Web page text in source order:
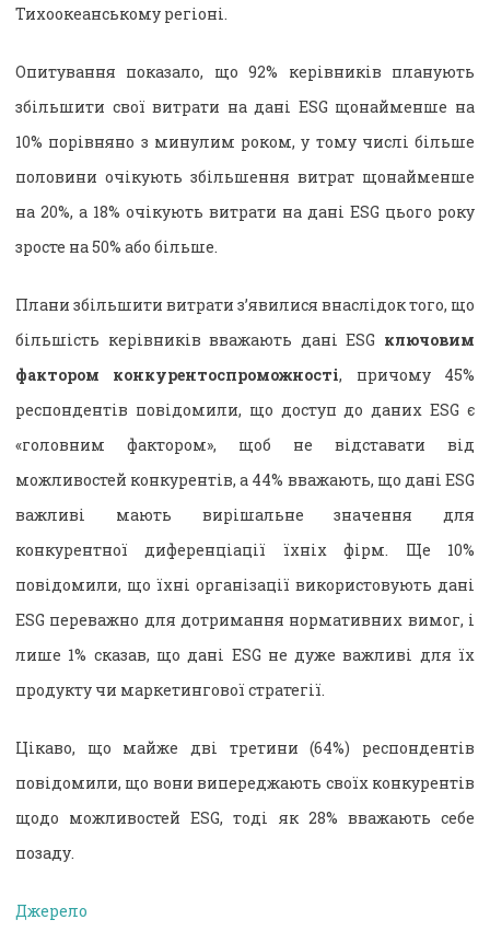
Тихоокеанському регіоні.
Опитування показало, що 92% керівників планують
збільшити свої витрати на дані ESG щонайменше на
10% порівняно з минулим роком, у тому числі більше
половини очікують збільшення витрат щонайменше
на 20%, а 18% очікують витрати на дані ESG цього року
зросте на 50% або більше.
Плани збільшити витрати з’явилися внаслідок того, що
більшість керівників вважають дані ESG ключовим
фактором конкурентоспроможності, причому 45%
респондентів повідомили, що доступ до даних ESG є
«головним фактором», щоб не відставати від
можливостей конкурентів, а 44% вважають, що дані ESG
важливі мають вирішальне значення для
конкурентної диференціації їхніх фірм. Ще 10%
повідомили, що їхні організації використовують дані
ESG переважно для дотримання нормативних вимог, і
лише 1% сказав, що дані ESG не дуже важливі для їх
продукту чи маркетингової стратегії.
Цікаво, що майже дві третини (64%) респондентів
повідомили, що вони випереджають своїх конкурентів
щодо можливостей ESG, тоді як 28% вважають себе
позаду.
Джерело